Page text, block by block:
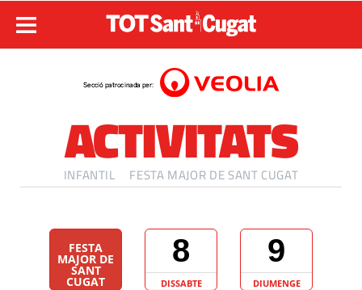
ACTIVITATS
INFANTIL FESTA MAJOR DE SANT CUGAT
FESTA
MAJOR DE
SANT
CUGAT
8
DISSABTE
9
DIUMENGE